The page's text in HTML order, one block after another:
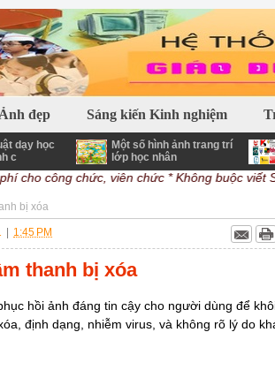
- Phần mềm - Tiện ích - Thủ Thuật và
Ảnh đẹp Sáng kiến Kinh nghiệm
dạy học
c
Một số hình ảnh trang trí
lớp học nhân
cho công chức, viên chức* Không buộc viết
bị xóa
1:45 PM
thanh bị xóa
hồi ảnh đáng tin cậy cho người dùng để
định dạng, nhiễm virus, và không rõ lý do